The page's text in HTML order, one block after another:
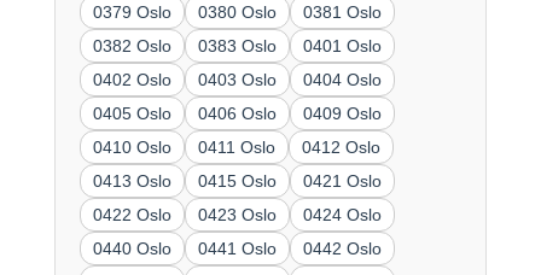
0379 Oslo
0380 Oslo
0381 Oslo
0382 Oslo
0383 Oslo
0401 Oslo
0402 Oslo
0403 Oslo
0404 Oslo
0405 Oslo
0406 Oslo
0409 Oslo
0410 Oslo
0411 Oslo
0412 Oslo
0413 Oslo
0415 Oslo
0421 Oslo
0422 Oslo
0423 Oslo
0424 Oslo
0440 Oslo
0441 Oslo
0442 Oslo